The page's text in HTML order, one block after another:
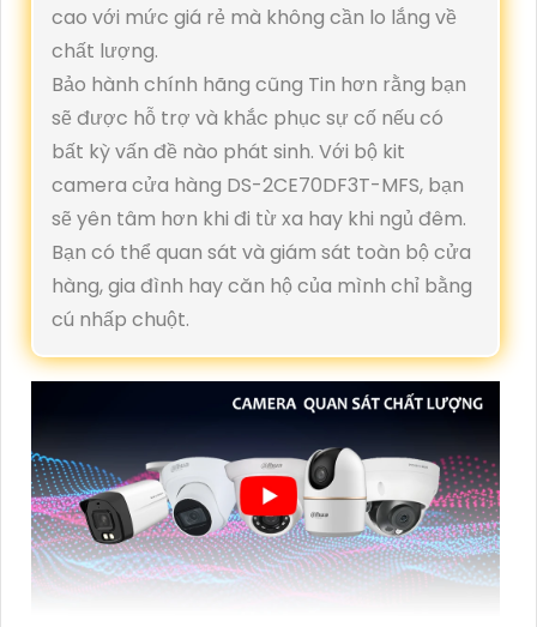
cao với mức giá rẻ mà không cần lo lắng về
chất lượng.
Bảo hành chính hãng cũng Tin hơn rằng bạn
sẽ được hỗ trợ và khắc phục sự cố nếu có
bất kỳ vấn đề nào phát sinh. Với bộ kit
camera cửa hàng DS-2CE70DF3T-MFS, bạn
sẽ yên tâm hơn khi đi từ xa hay khi ngủ đêm.
Bạn có thể quan sát và giám sát toàn bộ cửa
hàng, gia đình hay căn hộ của mình chỉ bằng
cú nhấp chuột.